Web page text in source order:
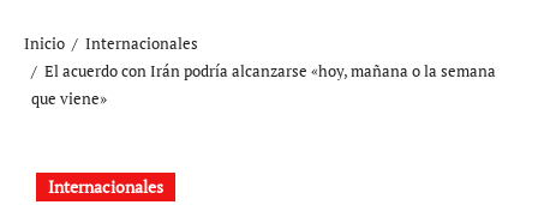
Inicio
Internacionales
El acuerdo con Irán podría alcanzarse «hoy, mañana o la semana
que viene»
Internacionales